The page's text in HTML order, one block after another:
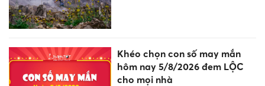
Khéo chọn con số may mắn
hôm nay 5/8/2026 đem LỘC
cho mọi nhà